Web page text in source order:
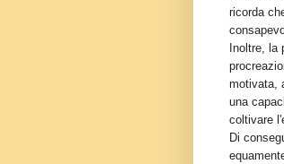
ricorda
Inoltre, la
motivata,
una
coltivare
Di